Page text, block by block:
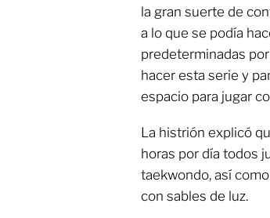
la gran suerte de
a lo que se podía
predeterminadas
hacer esta serie y
espacio para jugar
La histrión explicó
horas por día todos
taekwondo, así
con sables de luz.